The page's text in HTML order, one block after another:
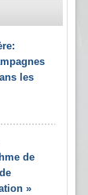
les
de
»